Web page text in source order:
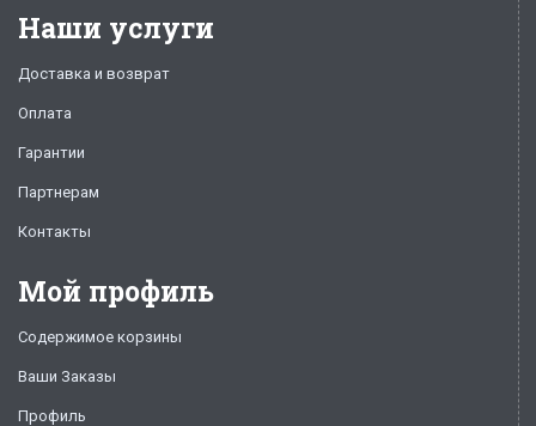
Наши услуги
Доставка и возврат
Оплата
Гарантии
Партнерам
Контакты
Мой профиль
Содержимое корзины
Ваши Заказы
Профиль